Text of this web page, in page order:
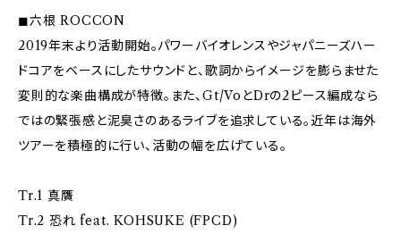
◼︎六根 ROCCON
2019年末より活動開始。パワーバイオレンスやジャパニーズハー
ドコアをベースにしたサウンドと、歌詞からイメージを膨らませた
変則的な楽曲構成が特徴。また、Gt/VoとDrの2ピース編成なら
ではの緊張感と泥臭さのあるライブを追求している。近年は海外
ツアーを積極的に行い、活動の幅を広げている。
Tr.1 真贋
Tr.2 恐れ feat. KOHSUKE (FPCD)